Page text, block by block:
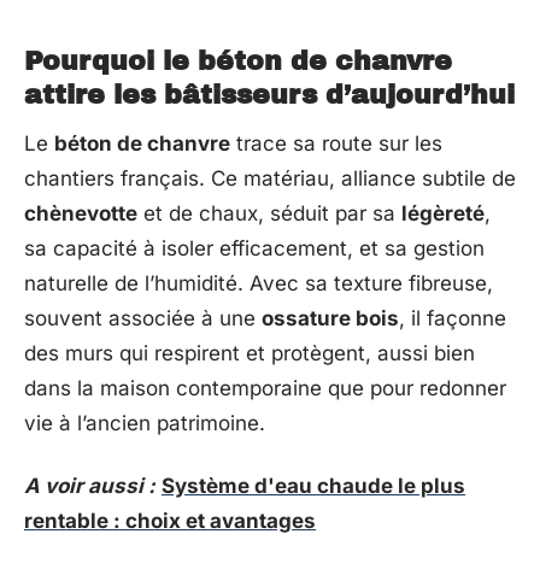
Pourquoi le béton de chanvre
attire les bâtisseurs d’aujourd’hui
Le béton de chanvre trace sa route sur les
chantiers français. Ce matériau, alliance subtile de
chènevotte et de chaux, séduit par sa légèreté,
sa capacité à isoler efficacement, et sa gestion
naturelle de l’humidité. Avec sa texture fibreuse,
souvent associée à une ossature bois, il façonne
des murs qui respirent et protègent, aussi bien
dans la maison contemporaine que pour redonner
vie à l’ancien patrimoine.
A voir aussi : Système d'eau chaude le plus
rentable : choix et avantages